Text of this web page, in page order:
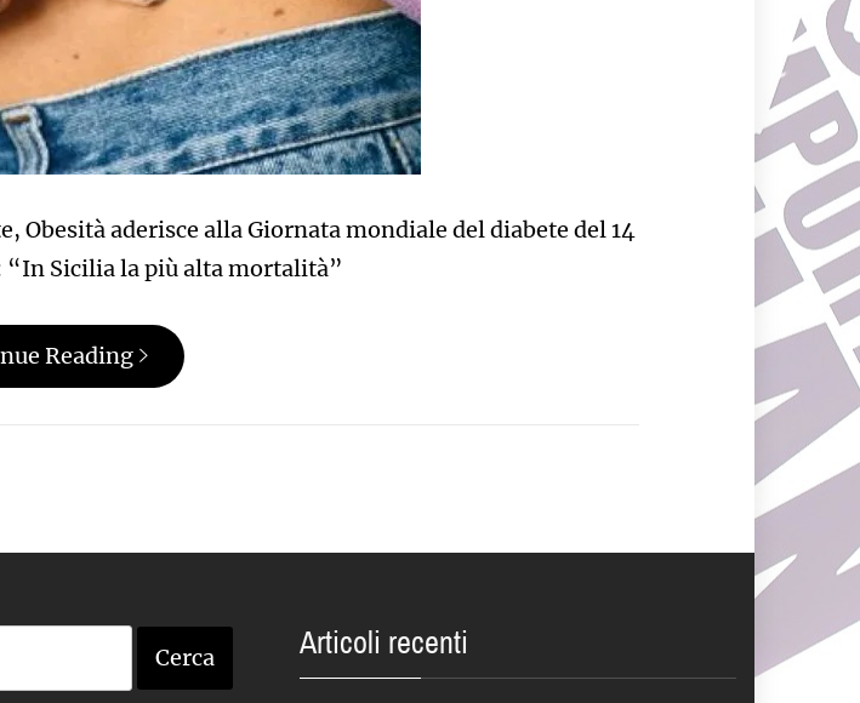
Obesità aderisce alla Giornata mondiale del diabete del 14
“In Sicilia la più alta mortalità”
Reading
Articoli recenti